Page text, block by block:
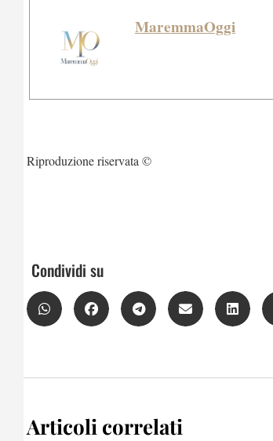
MaremmaOggi
Riproduzione riservata ©
Condividi su
Articoli correlati